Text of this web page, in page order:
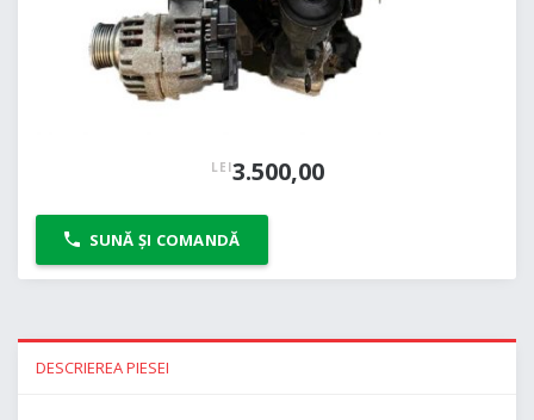
LEI3.500,00
SUNĂ ȘI COMANDĂ
DESCRIEREA PIESEI